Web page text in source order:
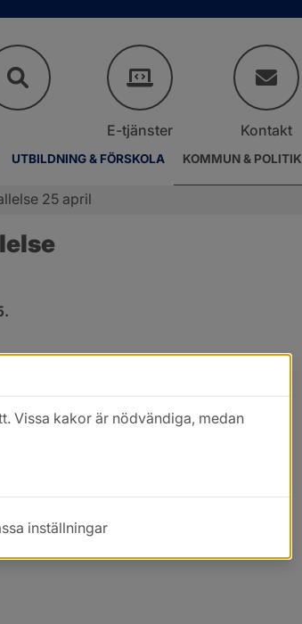
UTBILDNING & FÖRSKOLA KOMMUN & POLITIK
E-tjänster Kontakt
25 april
Vissa kakor är nödvändiga, medan
inställningar